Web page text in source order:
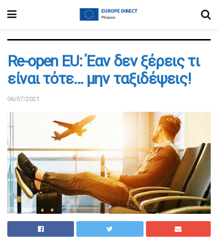
Re-open EU: Έαν δεν ξέρεις τι
είναι τότε… μην ταξιδέψεις!
06/07/2021